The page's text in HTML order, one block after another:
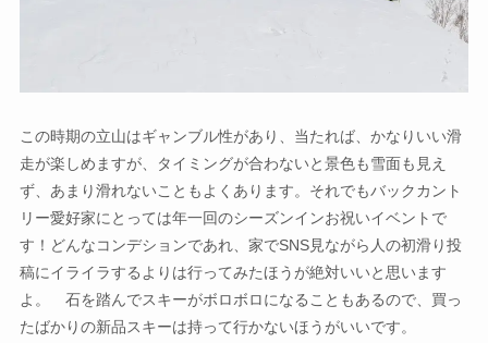
この時期の立山はギャンブル性があり、当たれば、かなりいい滑
走が楽しめますが、タイミングが合わないと景色も雪面も見え
ず、あまり滑れないこともよくあります。それでもバックカント
リー愛好家にとっては年一回のシーズンインお祝いイベントで
す！どんなコンデションであれ、家でSNS見ながら人の初滑り投
稿にイライラするよりは行ってみたほうが絶対いいと思います
よ。 石を踏んでスキーがボロボロになることもあるので、買っ
たばかりの新品スキーは持って行かないほうがいいです。